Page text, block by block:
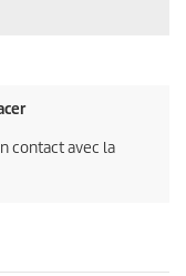
contact avec la